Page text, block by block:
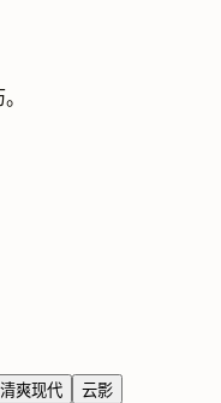
清爽现代
云影